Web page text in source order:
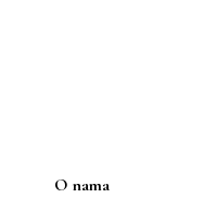
O nama